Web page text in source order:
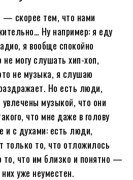
скорее тем, что нами
Ну например: я еду
я вообще спокойно
могу слушать хип-хоп,
не музыка, я слушаю
Но есть люди,
музыкой, что они
что мне даже в голову
и с духами: есть люди,
только то, что отложилось
то, что им близко и понятно —
уже неуместен.